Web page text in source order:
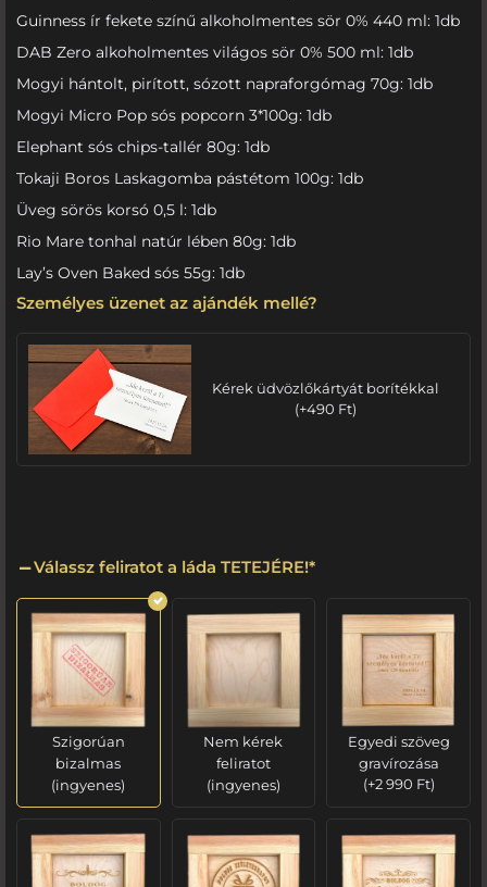
Guinness ír fekete színű alkoholmentes sör 0% 440 ml: 1db
DAB Zero alkoholmentes világos sör 0% 500 ml: 1db
Mogyi hántolt, pirított, sózott napraforgómag 70g: 1db
Mogyi Micro Pop sós popcorn 3*100g: 1db
Elephant sós chips-tallér 80g: 1db
Tokaji Boros Laskagomba pástétom 100g: 1db
Üveg sörös korsó 0,5 l: 1db
Rio Mare tonhal natúr lében 80g: 1db
Lay’s Oven Baked sós 55g: 1db
Személyes üzenet az ajándék mellé?
Kérek üdvözlőkártyát borítékkal
(+490 Ft)
Válassz feliratot a láda TETEJÉRE!*
Szigorúan
bizalmas
(ingyenes)
Nem kérek
feliratot
(ingyenes)
Egyedi szöveg
gravírozása
(+2 990 Ft)